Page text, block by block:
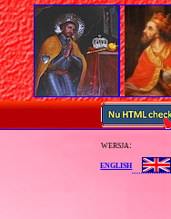
wersja:
english